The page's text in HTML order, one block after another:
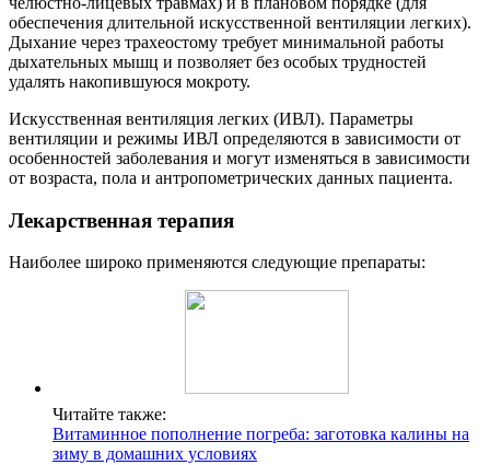
обеспечения длительной искусственной вентиляции легких).
Дыхание через трахеостому требует минимальной работы
дыхательных мышц и позволяет без особых трудностей
удалять накопившуюся мокроту.
Искусственная вентиляция легких (ИВЛ). Параметры
вентиляции и режимы ИВЛ определяются в зависимости от
особенностей заболевания и могут изменяться в зависимости
от возраста, пола и антропометрических данных пациента.
Лекарственная терапия
Наиболее широко применяются следующие препараты:
Читайте также:
Витаминное пополнение погреба: заготовка калины на
зиму в домашних условиях